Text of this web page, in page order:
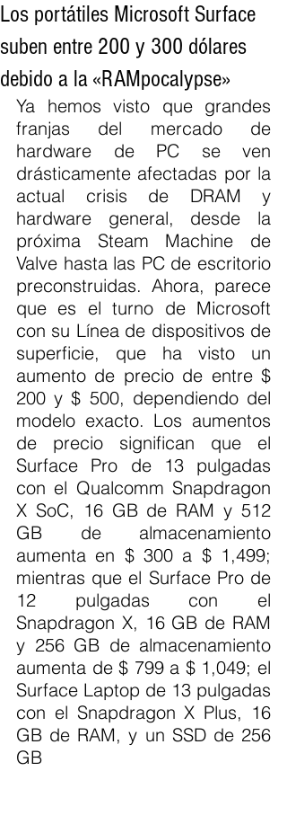
Los portátiles Microsoft Surface
suben entre 200 y 300 dólares
debido a la «RAMpocalypse»
Ya hemos visto que grandes
franjas del mercado de
hardware de PC se ven
drásticamente afectadas por la
actual crisis de DRAM y
hardware general, desde la
próxima Steam Machine de
Valve hasta las PC de escritorio
preconstruidas. Ahora, parece
que es el turno de Microsoft
con su Línea de dispositivos de
superficie, que ha visto un
aumento de precio de entre $
200 y $ 500, dependiendo del
modelo exacto. Los aumentos
de precio significan que el
Surface Pro de 13 pulgadas
con el Qualcomm Snapdragon
X SoC, 16 GB de RAM y 512
GB de almacenamiento
aumenta en $ 300 a $ 1,499;
mientras que el Surface Pro de
12 pulgadas con el
Snapdragon X, 16 GB de RAM
y 256 GB de almacenamiento
aumenta de $ 799 a $ 1,049; el
Surface Laptop de 13 pulgadas
con el Snapdragon X Plus, 16
GB de RAM, y un SSD de 256
GB